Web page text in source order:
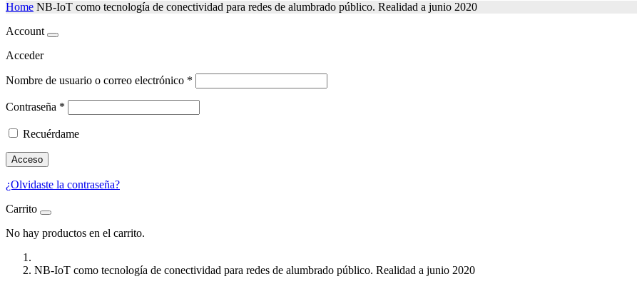
Home NB-IoT como tecnología de conectividad para redes de alumbrado público. Realidad a junio 2020
Account
Acceder
Nombre de usuario o correo electrónico *
Contraseña *
Recuérdame
Acceso
¿Olvidaste la contraseña?
Carrito
No hay productos en el carrito.
NB-IoT como tecnología de conectividad para redes de alumbrado público. Realidad a junio 2020